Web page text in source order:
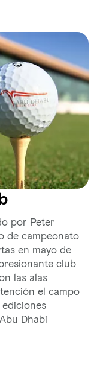
por Peter
de campeonato
en mayo de
club
las alas
el campo
ediciones
Dhabi